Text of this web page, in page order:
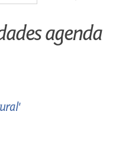
agenda